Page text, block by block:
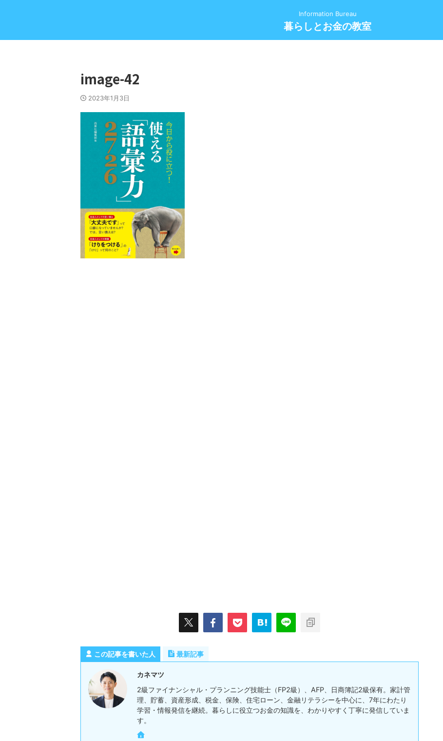
Information Bureau
暮らしとお金の教室
image-42
2023年1月3日
この記事を書いた人 最新記事
カネマツ
2級ファイナンシャル・プランニング技能士（FP2級）、AFP、日商簿記2級保有。家計管
理、貯蓄、資産形成、税金、保険、住宅ローン、金融リテラシーを中心に、7年にわたり
学習・情報発信を継続。暮らしに役立つお金の知識を、わかりやすく丁寧に発信していま
す。